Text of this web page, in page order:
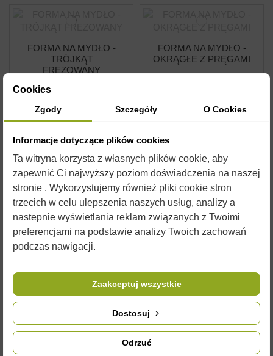
FORMA NA MYDŁO -
TRÓJKĄT
FREZOWANY
26,30 zł
Dodaj do
FORMA NA MYDŁO -
OKRĄGŁE Z PRĘGAMI
26,30 zł
FORMA NA MYDŁO - 6
X KWIATY
55,20 zł
koszyka
FORMA NA MYDŁO -
HEKSAGON
26,30 zł
koszyka
Cookies
Zgody Szczegóły O Cookies
Informacje dotyczące plików cookies
Ta witryna korzysta z własnych plików cookie, aby
zapewnić Ci najwyższy poziom doświadczenia na naszej
stronie . Wykorzystujemy również pliki cookie stron
trzecich w celu ulepszenia naszych usług, analizy a
nastepnie wyświetlania reklam związanych z Twoimi
preferencjami na podstawie analizy Twoich zachowań
podczas nawigacji.
Odrzuć
Dostosuj
Zaakceptuj wszystkie